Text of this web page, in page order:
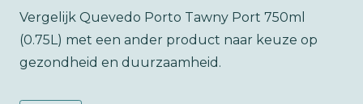
Vergelijk Quevedo Porto Tawny Port 750ml
(0.75L) met een ander product naar keuze op
gezondheid en duurzaamheid.